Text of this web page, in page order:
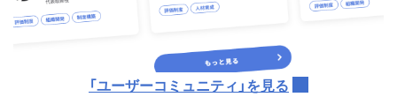
「ユーザーコミュニティ」を見る